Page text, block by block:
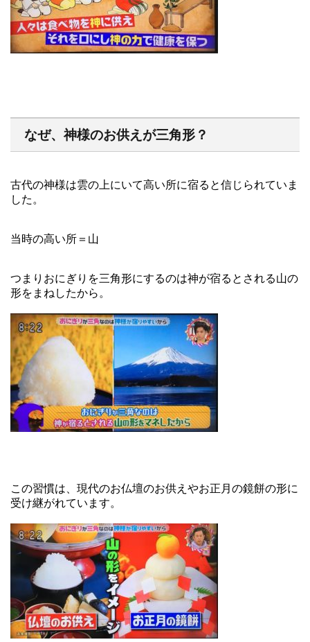
なぜ、神様のお供えが三角形？
古代の神様は雲の上にいて高い所に宿ると信じられていま
した。
当時の高い所＝山
つまりおにぎりを三角形にするのは神が宿るとされる山の
形をまねしたから。
この習慣は、現代のお仏壇のお供えやお正月の鏡餅の形に
受け継がれています。